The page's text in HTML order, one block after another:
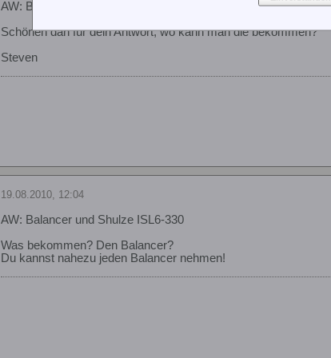
AW: Balancer und Shulze ISL6-330
Schönen dan für dein Antwort, wo kann man die bekommen?
Steven
19.08.2010, 12:04
AW: Balancer und Shulze ISL6-330
Was bekommen? Den Balancer?
Du kannst nahezu jeden Balancer nehmen!